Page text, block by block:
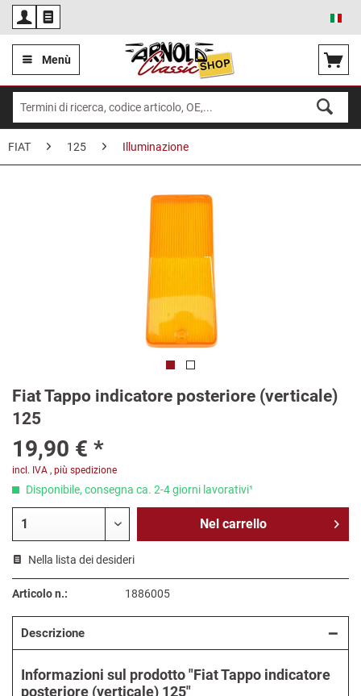
Menù
FIAT 125 Illuminazione
Fiat Tappo indicatore posteriore (verticale)
125
19,90 € *
incl. IVA , più spedizione
Disponibile, consegna ca. 2-4 giorni lavorativi¹
Nel carrello
Nella lista dei desideri
Articolo n.: 1886005
Descrizione
Informazioni sul prodotto "Fiat Tappo indicatore
posteriore (verticale) 125"